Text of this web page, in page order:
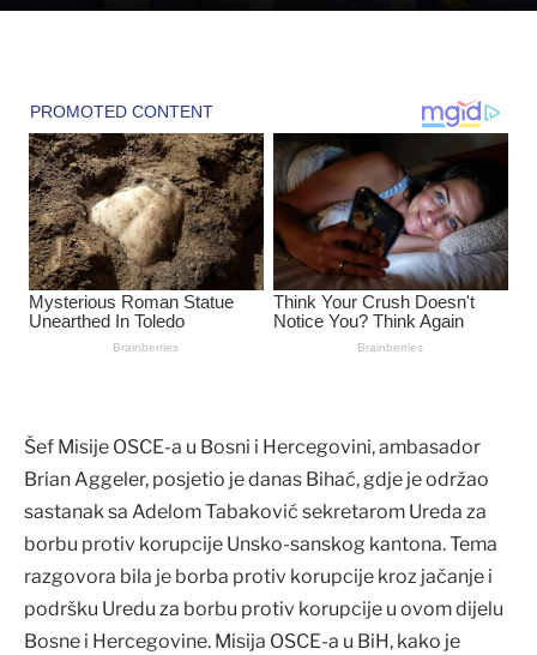
Šef Misije OSCE-a u Bosni i Hercegovini, ambasador
Brian Aggeler, posjetio je danas Bihać, gdje je održao
sastanak sa Adelom Tabaković sekretarom Ureda za
borbu protiv korupcije Unsko-sanskog kantona. Tema
razgovora bila je borba protiv korupcije kroz jačanje i
podršku Uredu za borbu protiv korupcije u ovom dijelu
Bosne i Hercegovine. Misija OSCE-a u BiH, kako je